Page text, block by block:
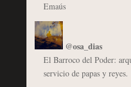
Emaús
@osa_dias
El Barroco del Poder:
servicio de papas y reyes.